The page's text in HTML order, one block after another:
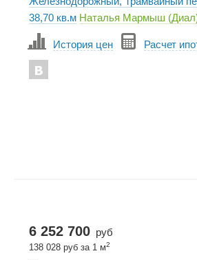
38,70 кв.м Наталья Мармыш
История цен Расчет
6 252 700 руб
138 028 руб за 1 м2